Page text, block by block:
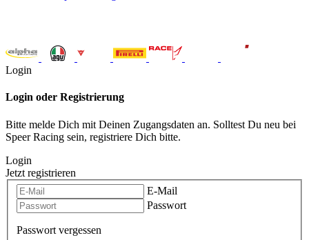
Login
Login oder Registrierung
Bitte melde Dich mit Deinen Zugangsdaten an. Solltest Du neu bei
Speer Racing sein, registriere Dich bitte.
Login
Jetzt registrieren
E-Mail
Passwort
Passwort vergessen